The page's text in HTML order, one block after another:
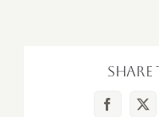
Facebook
X